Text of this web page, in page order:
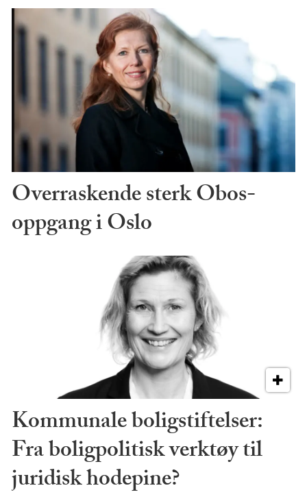
Overraskende sterk Obos-
oppgang i Oslo
Kommunale boligstiftelser:
Fra boligpolitisk verktøy til
juridisk hodepine?